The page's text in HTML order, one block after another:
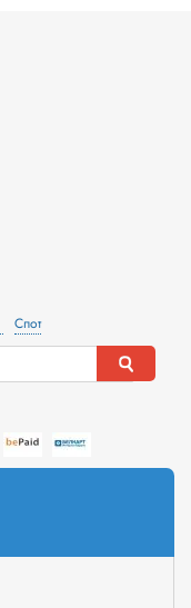
Спот